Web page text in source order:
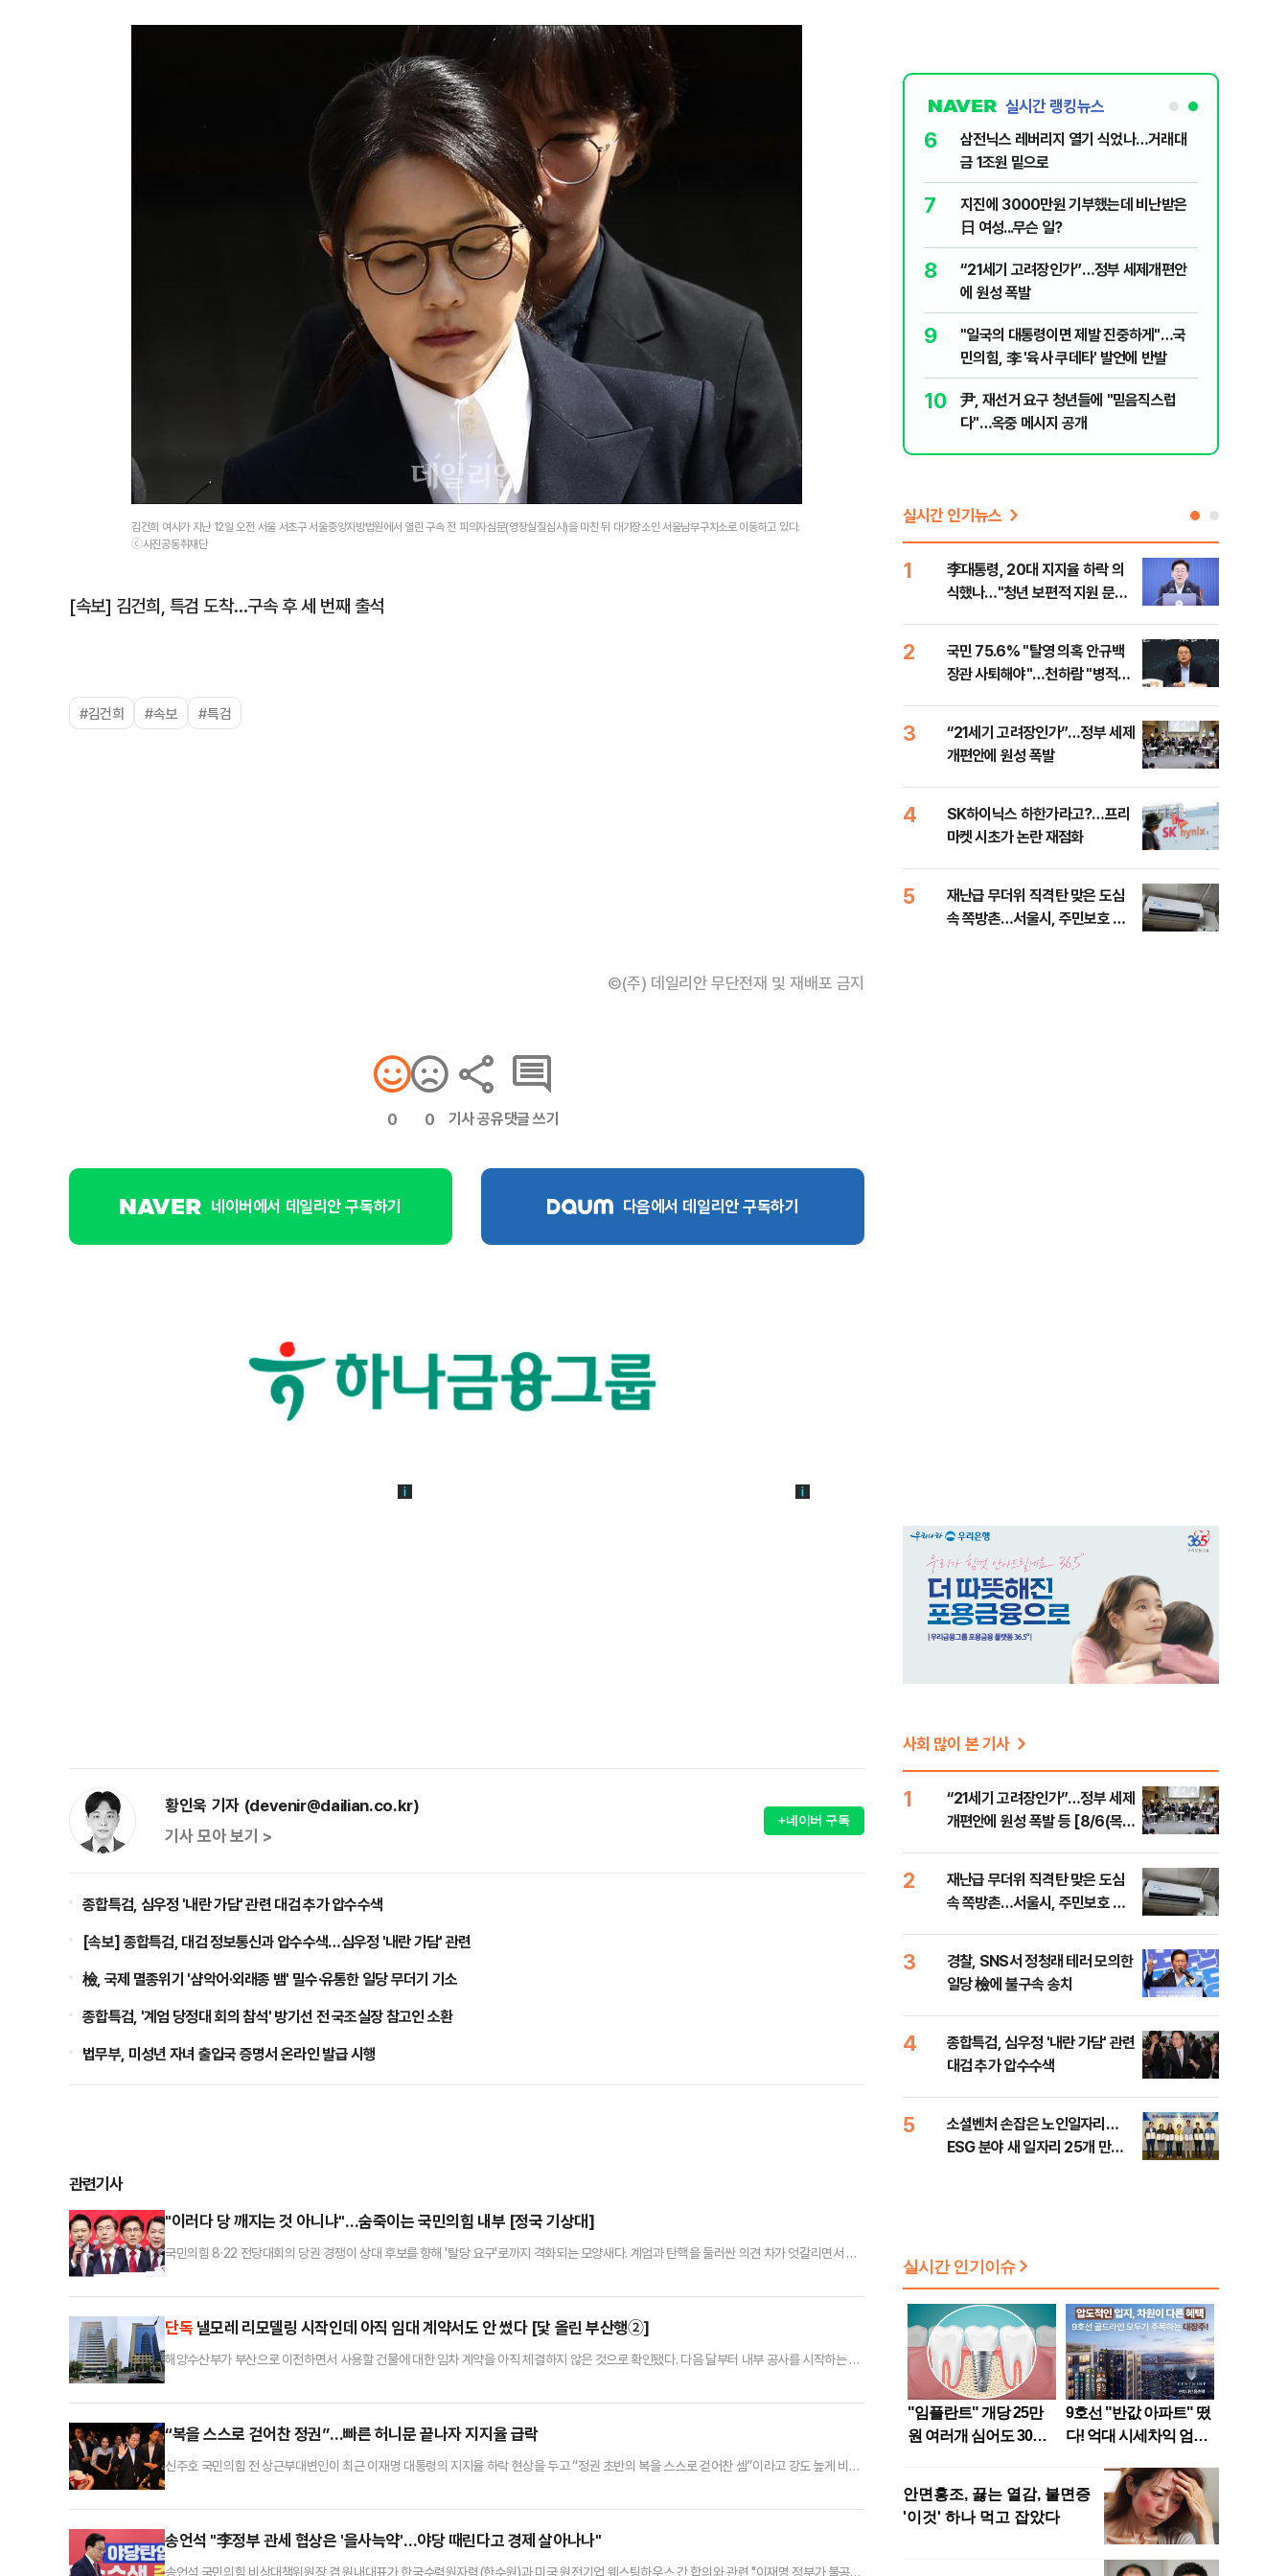
김건희 여사가 지난 12일 오전 서울 서초구 서울중앙지방법원에서 열린 구속 전 피의자심문(영장실질심사)을 마친 뒤 대기장소인 서울남부구치소로 이동하고 있다.
ⓒ사진공동취재단
[속보] 김건희, 특검 도착…구속 후 세 번째 출석
#김건희 #속보 #특검
©(주) 데일리안 무단전재 및 재배포 금지
0 0 기사 공유댓글 쓰기
네이버에서 데일리안 구독하기 다음에서 데일리안 구독하기
황인욱 기자 (devenir@dailian.co.kr)
기사 모아 보기 >
+네이버 구독
종합특검, 심우정 '내란 가담' 관련 대검 추가 압수수색
[속보] 종합특검, 대검 정보통신과 압수수색…심우정 '내란 가담' 관련
檢, 국제 멸종위기 '샴악어·외래종 뱀' 밀수·유통한 일당 무더기 기소
종합특검, '계엄 당정대 회의 참석' 방기선 전 국조실장 참고인 소환
법무부, 미성년 자녀 출입국 증명서 온라인 발급 시행
관련기사
"이러다 당 깨지는 것 아니냐"…숨죽이는 국민의힘 내부 [정국 기상대]
국민의힘 8·22 전당대회의 당권 경쟁이 상대 후보를 향해 '탈당 요구'로까지 격화되는 모양새다. 계엄과 탄핵을 둘러싼 의견 차가 엇갈리면서 선
고개를 드는 모양새다. 어떤 후보가 당권을 잡느냐에 따라 일부 의원들을 향한 탈당 및 제명 요구가 분출될 가능성도 있는 만큼, 당내에선 상황을
단독 낼모레 리모델링 시작인데 아직 임대 계약서도 안 썼다 [닻 올린 부산행②]
해양수산부가 부산으로 이전하면서 사용할 건물에 대한 임차 계약을 아직 체결하지 않은 것으로 확인됐다. 다음 달부터 내부 공사를 시작하는 상
빌딩(옛 DGB생명빌딩)과 협성빌딩(협성웨딩뷔페)을 임차하기로 했다. IM빌딩은 19층 전체를, 협성빌딩은 6개 층을 사용한다는 계획이다. 해
“복을 스스로 걷어찬 정권”…빠른 허니문 끝나자 지지율 급락
신주호 국민의힘 전 상근부대변인이 최근 이재명 대통령의 지지율 하락 현상을 두고 “정권 초반의 복을 스스로 걷어찬 셈”이라고 강도 높게 비판
서 자기들만의 카르텔을 형성했다는 민심의 분노가 반영된 결과”라는 설명이다.신주호 전 부대변인은 지난 18일 자신이 진행하는 데일리안TV
송언석 "李정부 관세 협상은 '을사늑약'…야당 때린다고 경제 살아나나"
송언석 국민의힘 비상대책위원장 겸 원내대표가 한국수력원자력(한수원)과 미국 원전기업 웨스팅하우스 간 합의와 관련 "이재명 정부가 불공정
실시간 랭킹뉴스
1
3
분산 필요”
4
기껏 생수 보냈더니 "화장실 물 떠오른
다"...日 누리꾼 발언 ‘역풍’
5
SK하이닉스 하한가라고?…프리마켓 시
초가 논란 재점화
6
삼전닉스 레버리지 열기 식었나…거래대
금 1조원 밑으로
7
지진에 3000만원 기부했는데 비난받은
日 여성...무슨 일?
8
“21세기 고려장인가”…정부 세제개편안
에 원성 폭발
9
"일국의 대통령이면 제발 진중하게"…국
민의힘, 李 '육사 쿠데타' 발언에 반발
10
尹, 재선거 요구 청년들에 "믿음직스럽
다"…옥중 메시지 공개
실시간 인기뉴스
1
李대통령, 20대 지지율 하락 의
식했나…"청년 보편적 지원 문턱
2
국민 75.6% "탈영 의혹 안규백
장관 사퇴해야"…천하람 "병적기
3
“21세기 고려장인가”…정부 세제
개편안에 원성 폭발
4
SK하이닉스 하한가라고?…프리
마켓 시초가 논란 재점화
5
재난급 무더위 직격탄 맞은 도심
속 쪽방촌…서울시, 주민보호 대
사회 많이 본 기사
1
“21세기 고려장인가”…정부 세제
개편안에 원성 폭발 등 [8/6(목)
2
재난급 무더위 직격탄 맞은 도심
속 쪽방촌…서울시, 주민보호 대
3
경찰, SNS서 정청래 테러 모의한
일당 檢에 불구속 송치
4
종합특검, 심우정 '내란 가담' 관련
대검 추가 압수수색
5
소셜벤처 손잡은 노인일자리…
ESG 분야 새 일자리 25개 만든